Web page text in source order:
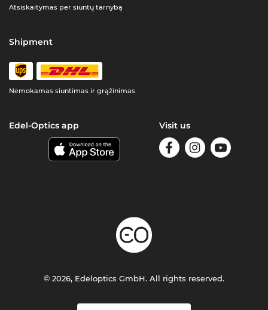
Atsiskaitymas per siuntų tarnybą
Shipment
Nemokamas siuntimas ir grąžinimas
Edel-Optics app Visit us
© 2026, Edeloptics GmbH. All rights reserved.